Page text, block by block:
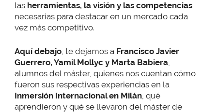
las herramientas, la visión y las competencias
necesarias para destacar en un mercado cada
vez más competitivo.
Aquí debajo , te dejamos a Francisco Javier
Guerrero, Yamil Mollyc y Marta Babiera
alumnos del máster, quienes nos cuentan cómo
fueron sus respectivas experiencias en la
Inmersión Internacional en Milán , qué
aprendieron y qué se llevaron del máster de